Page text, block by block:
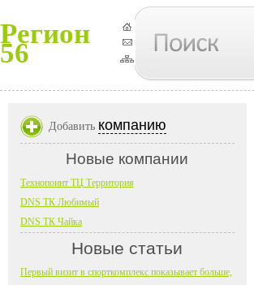
Регион
56
Добавить компанию
Новые компании
Технопоинт ТЦ Территория
DNS ТК Любимый
DNS ТК Чайка
Новые статьи
Первый визит в спорткомплекс показывает больше,